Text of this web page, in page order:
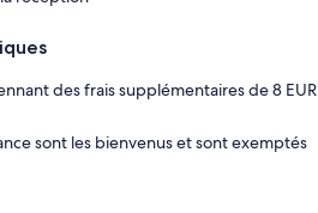
des frais supplémentaires de 8 EUR
sont les bienvenus et sont exemptés